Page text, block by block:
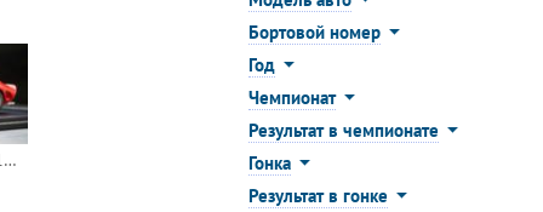
Ferrari 250 GTO'62 1963 3h Daytona #18 (Red Line)
Бортовой номер
Год
Чемпионат
Результат в чемпионате
Гонка
Результат в гонке